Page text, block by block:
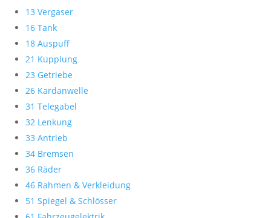
13 Vergaser
16 Tank
18 Auspuff
21 Kupplung
23 Getriebe
26 Kardanwelle
31 Telegabel
32 Lenkung
33 Antrieb
34 Bremsen
36 Räder
46 Rahmen & Verkleidung
51 Spiegel & Schlösser